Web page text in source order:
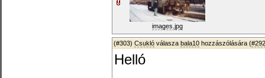
images.jpg
(#303) Csukló válasza bala10 hozzászólására (#292
Helló